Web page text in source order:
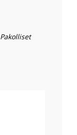
Pakolliset